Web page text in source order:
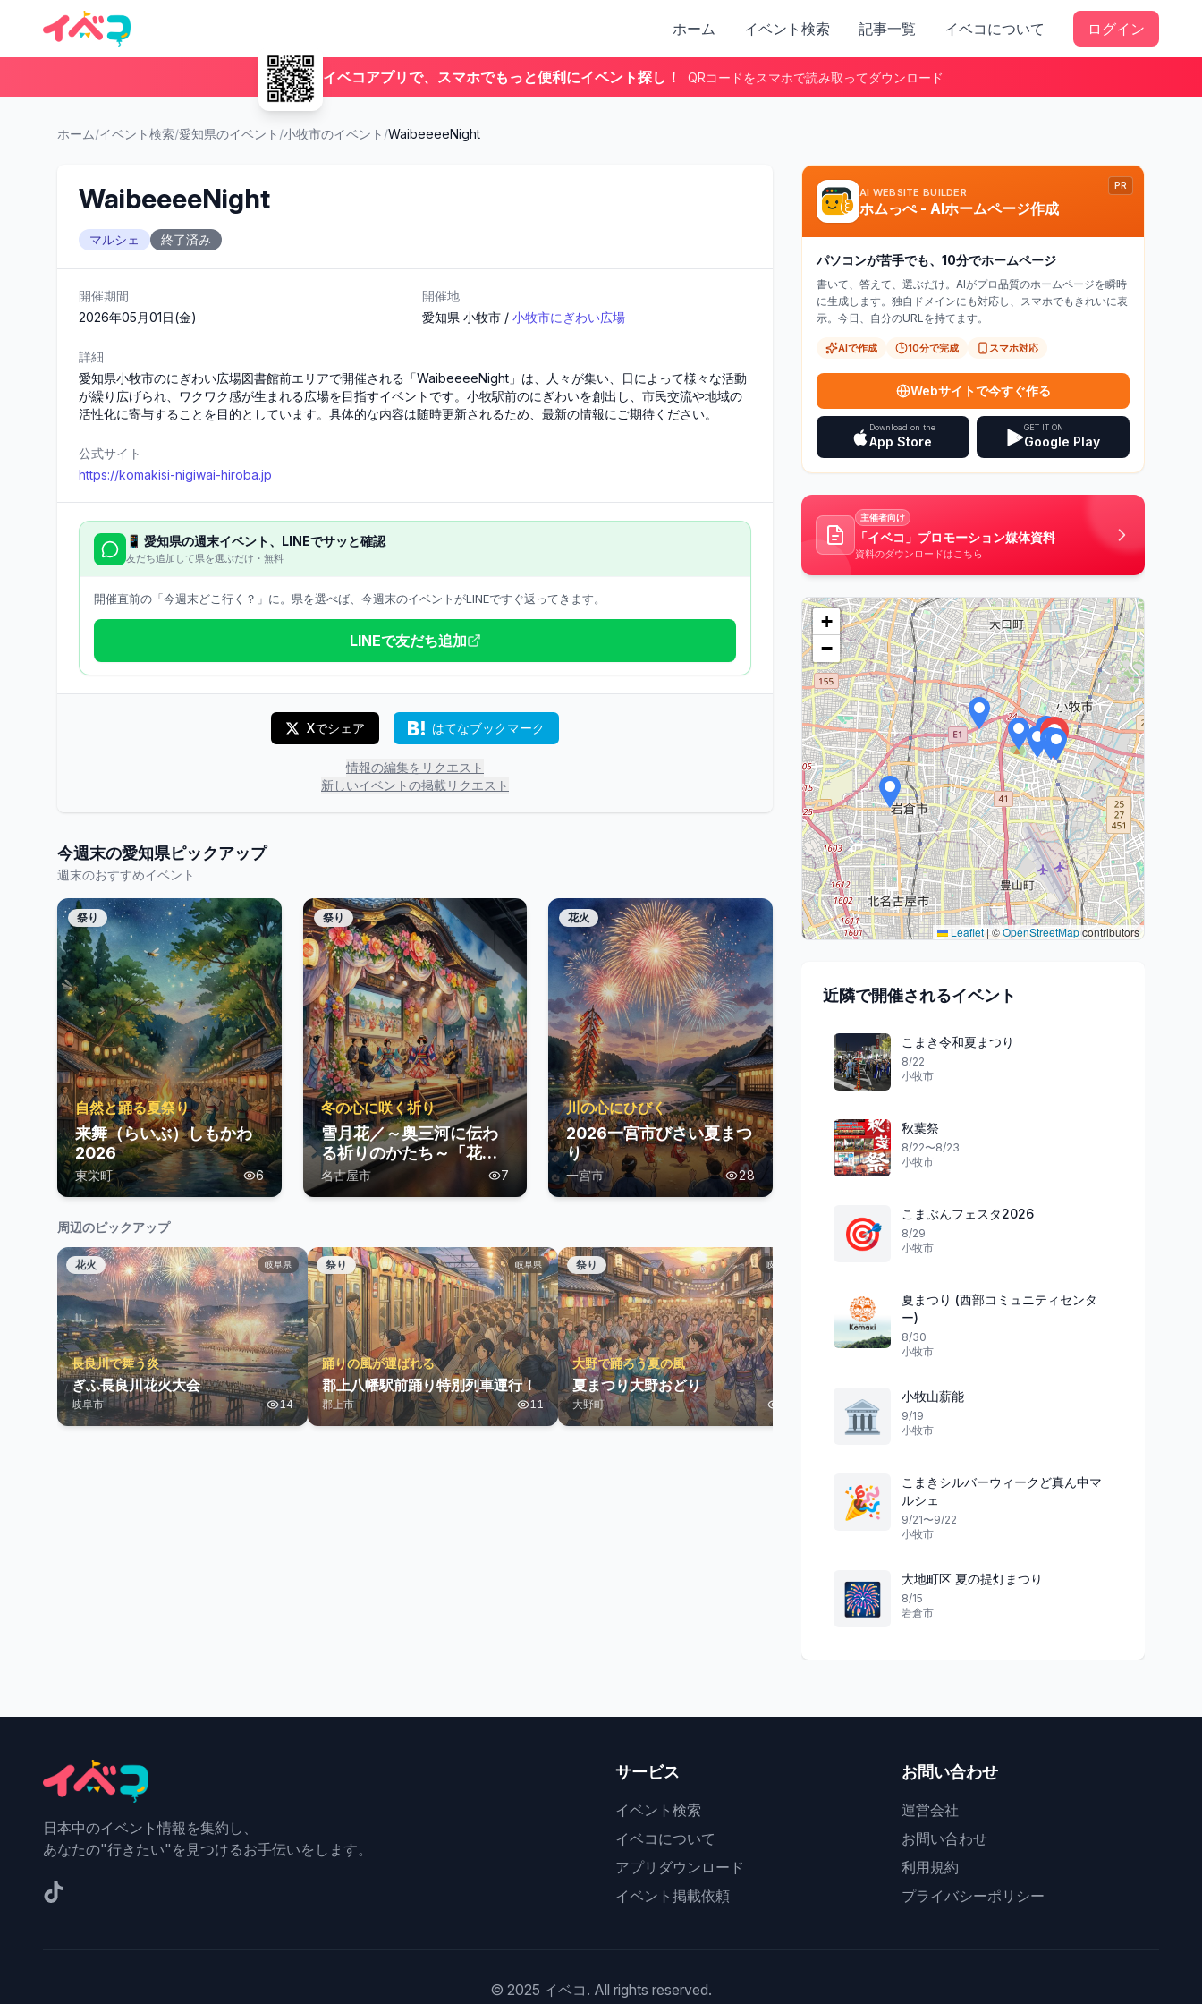
ホーム イベント検索 記事一覧 イベコについて ログイン
イベコアプリで、スマホでもっと便利にイベント探し！ QRコードをスマホで読み取ってダウンロード
ホーム/イベント検索/愛知県のイベント /小牧市のイベント /WaibeeeeNight
WaibeeeeNight
マルシェ 終了済み
開催期間
2026年05月01日(金)
開催地
愛知県 小牧市 / 小牧市にぎわい広場
詳細
愛知県小牧市のにぎわい広場図書館前エリアで開催される「WaibeeeeNight」は、人々が集い、日によって様々な活動
が繰り広げられ、ワクワク感が生まれる広場を目指すイベントです。小牧駅前のにぎわいを創出し、市民交流や地域の
活性化に寄与することを目的としています。具体的な内容は随時更新されるため、最新の情報にご期待ください。
公式サイト
https://komakisi-nigiwai-hiroba.jp
📱 愛知県の週末イベント、LINEでサッと確認
友だち追加して県を選ぶだけ・無料
開催直前の「今週末どこ行く？」に。県を選べば、今週末のイベントがLINEですぐ返ってきます。
LINEで友だち追加
Xでシェア はてなブックマーク
情報の編集をリクエスト
新しいイベントの掲載リクエスト
今週末の愛知県ピックアップ
週末のおすすめイベント
祭り
自然と踊る夏祭り
来舞（らいぶ）しもかわ
2026
東栄町 6
祭り
冬の心に咲く祈り
雪月花／～奥三河に伝わ
る祈りのかたち～「花
祭」
名古屋市 7
花火
川の心にひびく
2026一宮市びさい夏まつ
り
一宮市 28
周辺のピックアップ
花火 岐阜県
長良川で舞う炎
ぎふ長良川花火大会
岐阜市 14
祭り 岐阜県
踊りの風が運ばれる
郡上八幡駅前踊り特別列車運行！
郡上市 11
祭り 岐阜県
大野で踊ろう夏の風
夏まつり大野おどり
大野町 紀宝町
PR
AI WEBSITE BUILDER
ホムっぺ - AIホームページ作成
パソコンが苦手でも、10分でホームページ
書いて、答えて、選ぶだけ。AIがプロ品質のホームページを瞬時
に生成します。独自ドメインにも対応し、スマホでもきれいに表
示。今日、自分のURLを持てます。
AIで作成 10分で完成 スマホ対応
Webサイトで今すぐ作る
Download on the
App Store
GET IT ON
Google Play
主催者向け
「イベコ」プロモーション媒体資料
資料のダウンロードはこちら
+
−
Leaflet |©OpenStreetMapcontributors
近隣で開催されるイベント
こまき令和夏まつり
8/22
小牧市
秋葉祭
8/22〜8/23
小牧市
🎯
こまぶんフェスタ2026
8/29
小牧市
夏まつり (西部コミュニティセンタ
ー)
8/30
小牧市
🏛️
小牧山薪能
9/19
小牧市
🎉
こまきシルバーウィークど真ん中マ
ルシェ
9/21〜9/22
小牧市
🎆
大地町区 夏の提灯まつり
8/15
岩倉市
日本中のイベント情報を集約し、
あなたの"行きたい"を見つけるお手伝いをします。
サービス
イベント検索
イベコについて
アプリダウンロード
イベント掲載依頼
お問い合わせ
運営会社
お問い合わせ
利用規約
プライバシーポリシー
© 2025 イベコ. All rights reserved.